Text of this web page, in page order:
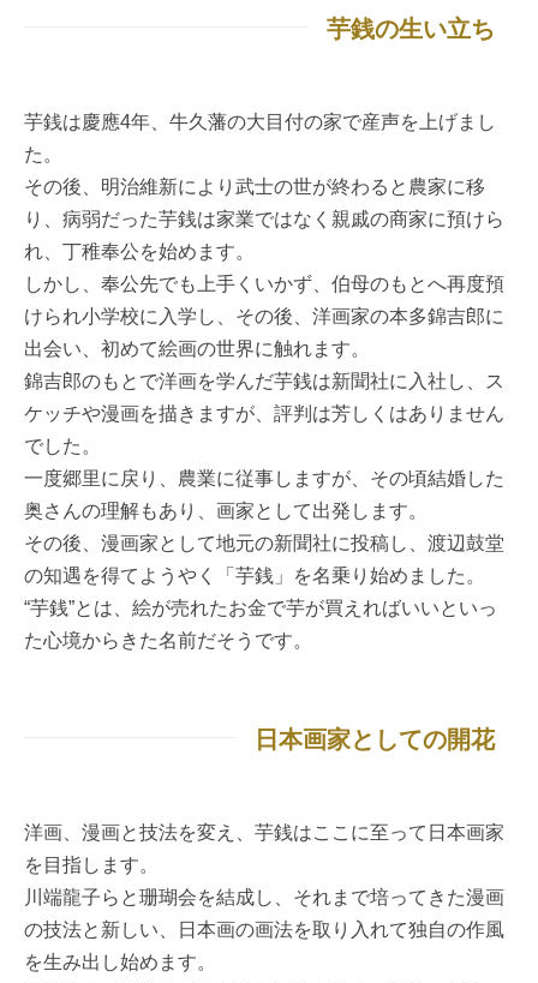
芋銭の生い立ち
芋銭は慶應4年、牛久藩の大目付の家で産声を上げまし
た。
その後、明治維新により武士の世が終わると農家に移
り、病弱だった芋銭は家業ではなく親戚の商家に預けら
れ、丁稚奉公を始めます。
しかし、奉公先でも上手くいかず、伯母のもとへ再度預
けられ小学校に入学し、その後、洋画家の本多錦吉郎に
出会い、初めて絵画の世界に触れます。
錦吉郎のもとで洋画を学んだ芋銭は新聞社に入社し、ス
ケッチや漫画を描きますが、評判は芳しくはありません
でした。
一度郷里に戻り、農業に従事しますが、その頃結婚した
奥さんの理解もあり、画家として出発します。
その後、漫画家として地元の新聞社に投稿し、渡辺鼓堂
の知遇を得てようやく「芋銭」を名乗り始めました。
“芋銭”とは、絵が売れたお金で芋が買えればいいといっ
た心境からきた名前だそうです。
日本画家としての開花
洋画、漫画と技法を変え、芋銭はここに至って日本画家
を目指します。
川端龍子らと珊瑚会を結成し、それまで培ってきた漫画
の技法と新しい、日本画の画法を取り入れて独自の作風
を生み出し始めます。